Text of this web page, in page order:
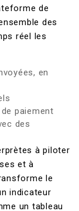
de
des
réel les
en
paiement
des
à piloter
et à
le
indicateur
un tableau